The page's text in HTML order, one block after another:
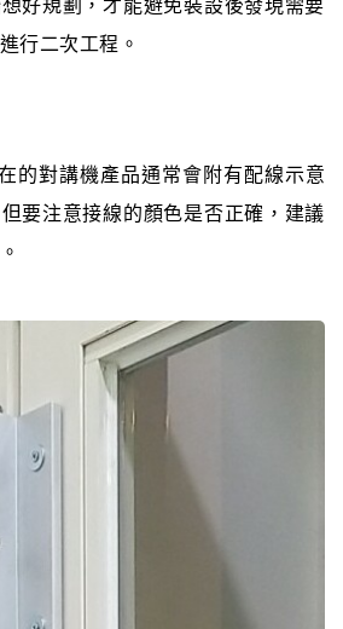
好規劃，才能避免裝設後發現需要
行二次工程。
的對講機產品通常會附有配線示意
要注意接線的顏色是否正確，建議